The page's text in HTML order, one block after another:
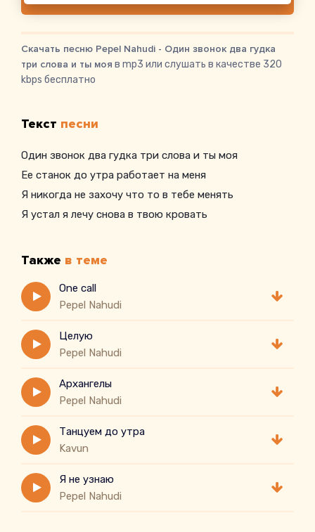
Скачать песню Pepel Nahudi - Один звонок два гудка
три слова и ты моя в mp3 или слушать в качестве 320
kbps бесплатно
Текст песни
Один звонок два гудка три слова и ты моя
Ее станок до утра работает на меня
Я никогда не захочу что то в тебе менять
Я устал я лечу снова в твою кровать
Также в теме
One call
Pepel Nahudi
Целую
Pepel Nahudi
Архангелы
Pepel Nahudi
Танцуем до утра
Kavun
Я не узнаю
Pepel Nahudi